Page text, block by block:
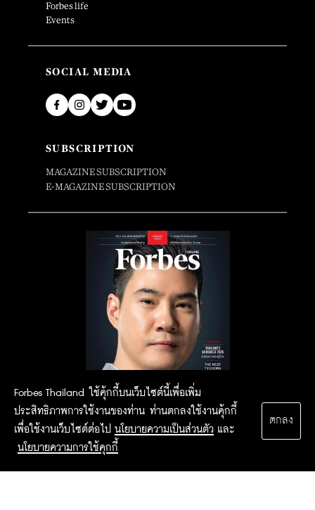
Forbes Thailand ใช้คุ้กกี้บนเว็บไซต์นี้เพื่อเพิ่ม
ประสิทธิภาพการใช้งานของท่าน ท่านตกลงใช้งานคุ้กกี้
เพื่อใช้งานเว็บไซต์ต่อไป นโยบายความเป็นส่วนตัว และ
นโยบายความการใช้คุกกี้
ตกลง
Forbes life
Events
SOCIAL MEDIA
SUBSCRIPTION
MAGAZINE SUBSCRIPTION
E-MAGAZINE SUBSCRIPTION
2015 Forbesthailand.com ALL RIGHTS RESERVED